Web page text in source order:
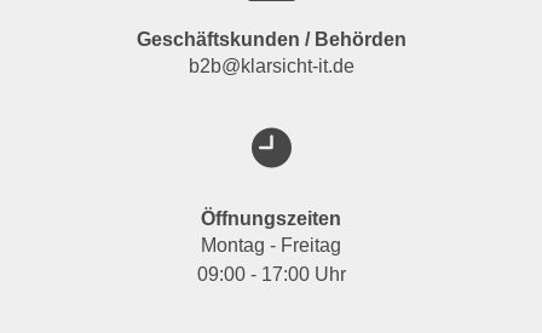
Geschäftskunden / Behörden
b2b@klarsicht-it.de
Öffnungszeiten
Montag - Freitag
09:00 - 17:00 Uhr